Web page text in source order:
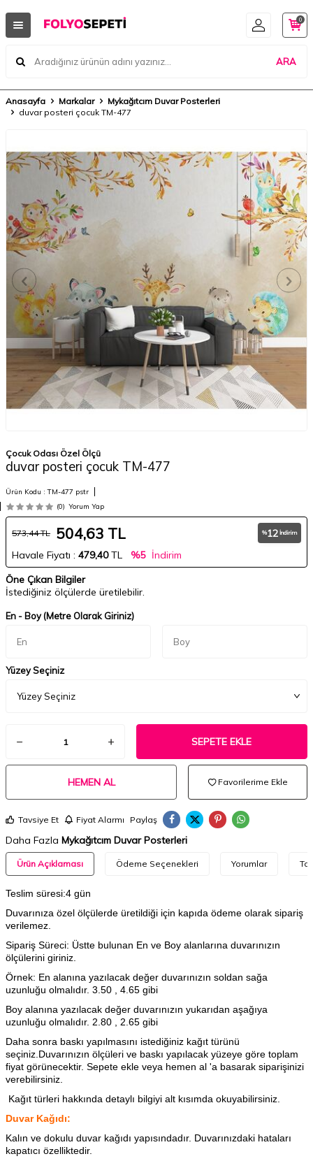
ARA
0
Anasayfa Markalar
Mykağıtcım Duvar Posterleri
duvar posteri çocuk TM-477
Çocuk Odası Özel Ölçü
duvar posteri çocuk TM-477
Ürün Kodu :TM-477 pstr
(0) Yorum Yap
573,44TL 504,63 TL %12 İndirim
Havale Fiyatı : 479,40TL %5 İndirim
Öne Çıkan Bilgiler
İstediğiniz ölçülerde üretilebilir.
En - Boy (Metre Olarak Giriniz)
Yüzey Seçiniz
SEPETE EKLE
HEMEN AL Favorilerime Ekle
Tavsiye Et Fiyat Alarmı Paylaş
Daha Fazla Mykağıtcım Duvar Posterleri
Ürün Açıklaması Ödeme Seçenekleri Yorumlar
Teslim süresi:4 gün
Duvarınıza özel ölçülerde üretildiği için kapıda ödeme olarak sipariş
verilemez.
Sipariş Süreci: Üstte bulunan En ve Boy alanlarına duvarınızın
ölçülerini giriniz.
Örnek: En alanına yazılacak değer duvarınızın soldan sağa
uzunluğu olmalıdır. 3.50 , 4.65 gibi
Boy alanına yazılacak değer duvarınızın yukarıdan aşağıya
uzunluğu olmalıdır. 2.80 , 2.65 gibi
Daha sonra baskı yapılmasını istediğiniz kağıt türünü
seçiniz.Duvarınızın ölçüleri ve baskı yapılacak yüzeye göre toplam
fiyat görünecektir. Sepete ekle veya hemen al 'a basarak siparişinizi
verebilirsiniz.
Kağıt türleri hakkında detaylı bilgiyi alt kısımda okuyabilirsiniz.
Duvar Kağıdı:
Kalın ve dokulu duvar kağıdı yapısındadır. Duvarınızdaki hataları
kapatıcı özelliktedir.